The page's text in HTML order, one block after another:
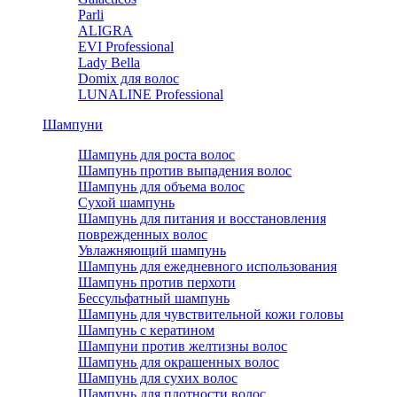
Parli
ALIGRA
EVI Professional
Lady Bella
Domix для волос
LUNALINE Professional
Шампуни
Шампунь для роста волос
Шампунь против выпадения волос
Шампунь для объема волос
Сухой шампунь
Шампунь для питания и восстановления
поврежденных волос
Увлажняющий шампунь
Шампунь для ежедневного использования
Шампунь против перхоти
Бессульфатный шампунь
Шампунь для чувствительной кожи головы
Шампунь с кератином
Шампуни против желтизны волос
Шампунь для окрашенных волос
Шампунь для сухих волос
Шампунь для плотности волос